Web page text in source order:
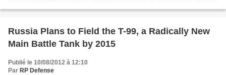
Russia Plans to Field the T-99, a Radically New
Main Battle Tank by 2015
Publié le 10/08/2012 à 12:10
Par RP Defense